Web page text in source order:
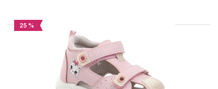
PODOBNÉ PRODUKTY
25 %